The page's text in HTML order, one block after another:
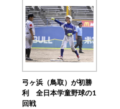
弓ヶ浜（鳥取）が初勝
利 全日本学童野球の1
回戦